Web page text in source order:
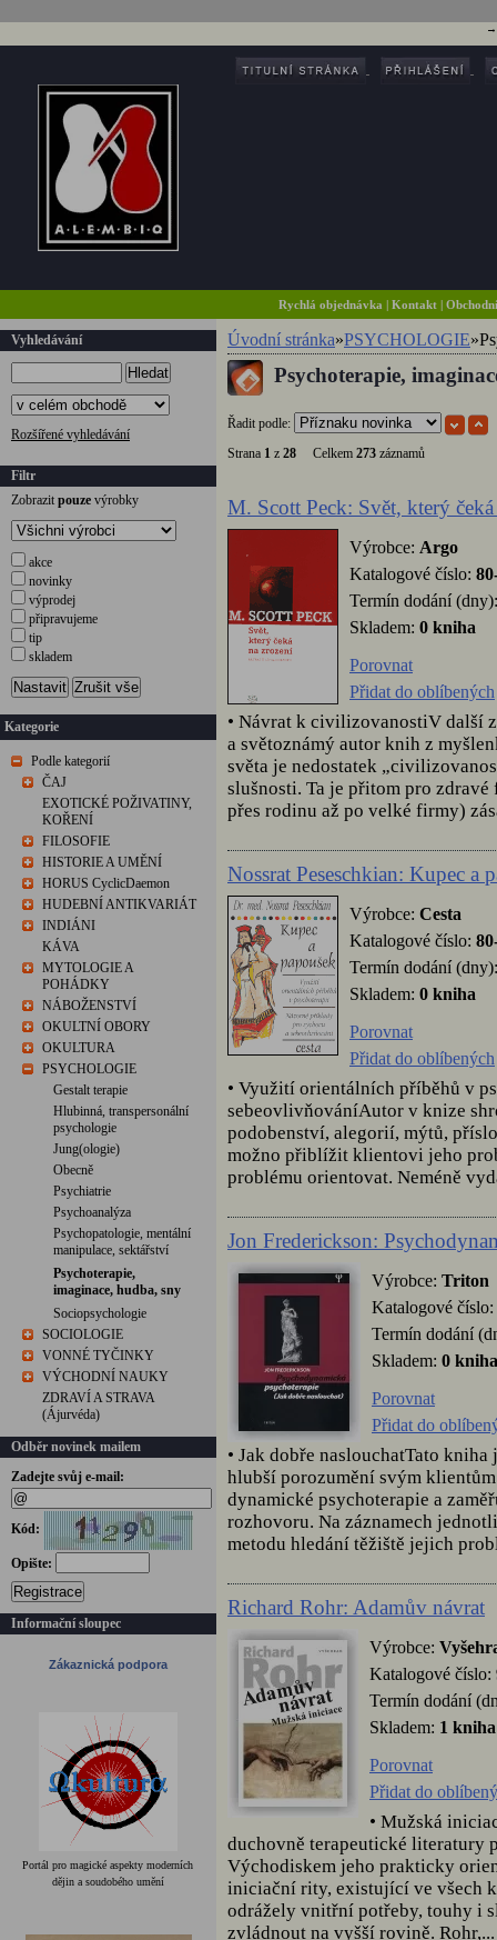
Rychlá objednávka |Kontakt |
Vyhledávání
Hledat
Rozšířené vyhledávání
Filtr
Zobrazit pouze výrobky
akce
novinky
výprodej
připravujeme
tip
skladem
Nastavit Zrušit vše
Kategorie
Podle kategorií
ČAJ
EXOTICKÉ POŽIVATINY,
KOŘENÍ
FILOSOFIE
HISTORIE A UMĚNÍ
HORUS CyclicDaemon
HUDEBNÍ ANTIKVARIÁT
INDIÁNI
KÁVA
MYTOLOGIE A
POHÁDKY
NÁBOŽENSTVÍ
OKULTNÍ OBORY
OKULTURA
PSYCHOLOGIE
Gestalt terapie
Hlubinná, transpersonální
psychologie
Jung(ologie)
Obecně
Psychiatrie
Psychoanalýza
Psychopatologie, mentální
manipulace, sektářství
Psychoterapie,
imaginace, hudba, sny
Sociopsychologie
SOCIOLOGIE
VONNÉ TYČINKY
VÝCHODNÍ NAUKY
ZDRAVÍ A STRAVA
(Ájurvéda)
Odběr novinek mailem
Zadejte svůj e-mail:
Kód:
Opište:
Registrace
Informační sloupec
Zákaznická podpora
Portál pro magické aspekty moderních
dějin a soudobého umění
Úvodní stránka»PSYCHOLOGIE»
Psychoterapie,
Řadit podle:
Strana 1 z 28 Celkem 273 záznamů
M. Scott Peck: Svět, který
Výrobce: Argo
Katalogové číslo:
Termín dodání (dny):
Skladem: 0 kniha
Porovnat
Přidat do oblíbených
• Návrat k civilizovanostiV další
a světoznámý autor knih z
světa je nedostatek
slušnosti. Ta je přitom pro
přes rodinu až po velké firmy)
Nossrat Peseschkian: Kupec a
Výrobce: Cesta
Katalogové číslo:
Termín dodání (dny):
Skladem: 0 kniha
Porovnat
Přidat do oblíbených
• Využití orientálních příběhů v
sebeovlivňováníAutor v knize
podobenství, alegorií, mýtů,
možno přiblížit klientovi jeho
problému orientovat. Neméně
Jon Frederickson:
Výrobce: Triton
Katalogové číslo:
Termín dodání
Skladem: 0 kniha
Porovnat
Přidat do
• Jak dobře naslouchatTato
hlubší porozumění svým
dynamické psychoterapie a
rozhovoru. Na záznamech
metodu hledání těžiště jejich
Richard Rohr: Adamův návrat
Výrobce:
Katalogové číslo:
Termín dodání
Skladem: 1 kniha
Porovnat
Přidat do
• Mužská
duchovně terapeutické literatury
Východiskem jeho prakticky
iniciační rity, existující ve všech
odrážely vnitřní potřeby, touhy i
zvládnout na vyšší rovině. Rohr,...